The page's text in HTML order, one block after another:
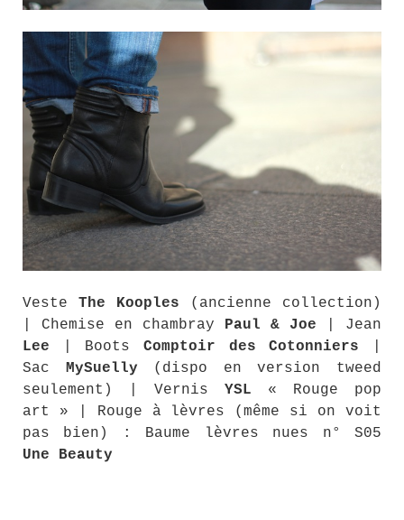
Veste The Kooples (ancienne collection)
| Chemise en chambray Paul & Joe | Jean
Lee | Boots Comptoir des Cotonniers
Sac MySuelly (dispo en version tweed
seulement) | Vernis YSL « Rouge pop
art » | Rouge à lèvres (même si on voit
pas bien) : Baume lèvres nues n° S05
Une Beauty